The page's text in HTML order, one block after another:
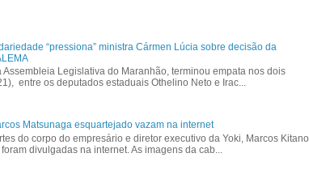
“pressiona” ministra Cármen Lúcia sobre decisão da
Assembleia Legislativa do Maranhão, terminou empata nos dois
entre os deputados estaduais Othelino Neto e Irac...
Matsunaga esquartejado vazam na internet
do corpo do empresário e diretor executivo da Yoki, Marcos Kitano
divulgadas na internet. As imagens da cab...